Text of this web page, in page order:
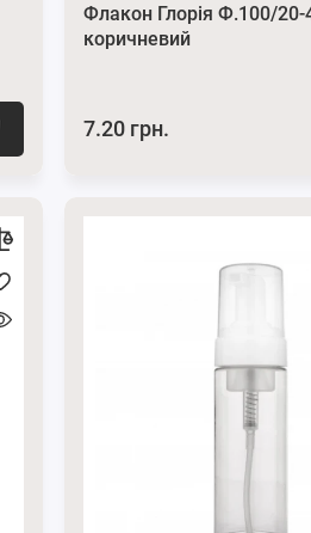
Флакон Глорія Ф.100/
коричневий
7.20 грн.